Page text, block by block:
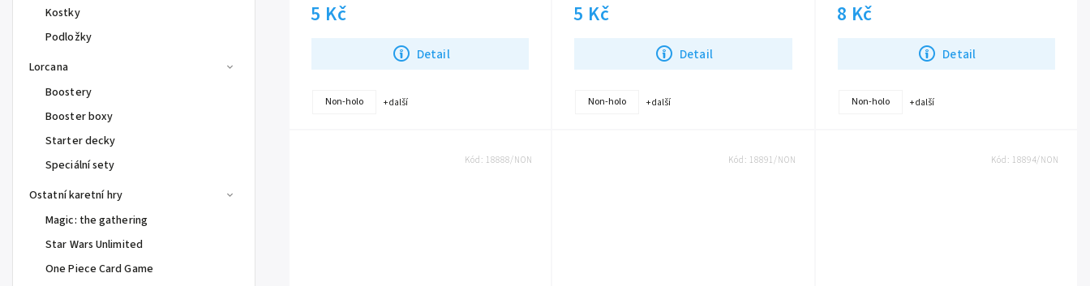
Kostky
Podložky
Lorcana
Boostery
Booster boxy
Starter decky
Speciální sety
Ostatní karetní hry
Magic: the gathering
Star Wars Unlimited
One Piece Card Game
5 Kč
Detail
Non-holo + další
5 Kč
Detail
Non-holo + další
8 Kč
Detail
Non-holo + další
Kód: 18888/NON Kód: 18891/NON Kód: 18894/NON